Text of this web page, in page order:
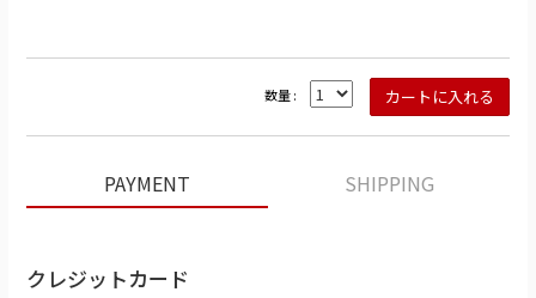
数量 :
PAYMENT SHIPPING
クレジットカード